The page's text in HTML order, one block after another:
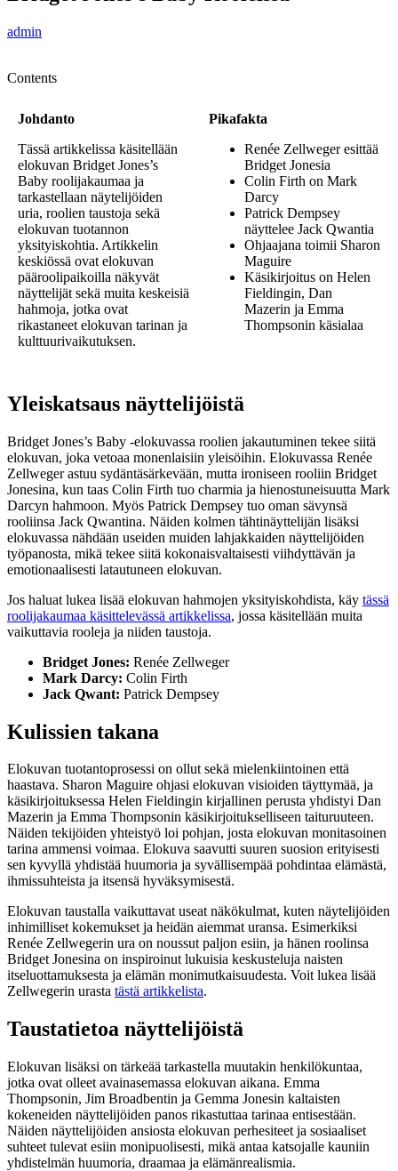
admin
Contents
Johdanto
Tässä artikkelissa käsitellään
elokuvan Bridget Jones’s
Baby roolijakaumaa ja
tarkastellaan näytelijöiden
uria, roolien taustoja sekä
elokuvan tuotannon
yksityiskohtia. Artikkelin
keskiössä ovat elokuvan
pääroolipaikoilla näkyvät
näyttelijät sekä muita keskeisiä
hahmoja, jotka ovat
rikastaneet elokuvan tarinan ja
kulttuurivaikutuksen.
Pikafakta
Renée Zellweger esittää
Bridget Jonesia
Colin Firth on Mark
Darcy
Patrick Dempsey
näyttelee Jack Qwantia
Ohjaajana toimii Sharon
Maguire
Käsikirjoitus on Helen
Fieldingin, Dan
Mazerin ja Emma
Thompsonin käsialaa
Yleiskatsaus näyttelijöistä
Bridget Jones’s Baby -elokuvassa roolien jakautuminen tekee siitä
elokuvan, joka vetoaa monenlaisiin yleisöihin. Elokuvassa Renée
Zellweger astuu sydäntäsärkevään, mutta ironiseen rooliin Bridget
Jonesina, kun taas Colin Firth tuo charmia ja hienostuneisuutta Mark
Darcyn hahmoon. Myös Patrick Dempsey tuo oman sävynsä
rooliinsa Jack Qwantina. Näiden kolmen tähtinäyttelijän lisäksi
elokuvassa nähdään useiden muiden lahjakkaiden näyttelijöiden
työpanosta, mikä tekee siitä kokonaisvaltaisesti viihdyttävän ja
emotionaalisesti latautuneen elokuvan.
Jos haluat lukea lisää elokuvan hahmojen yksityiskohdista, käy tässä
roolijakaumaa käsittelevässä artikkelissa, jossa käsitellään muita
vaikuttavia rooleja ja niiden taustoja.
Bridget Jones: Renée Zellweger
Mark Darcy: Colin Firth
Jack Qwant: Patrick Dempsey
Kulissien takana
Elokuvan tuotantoprosessi on ollut sekä mielenkiintoinen että
haastava. Sharon Maguire ohjasi elokuvan visioiden täyttymää, ja
käsikirjoituksessa Helen Fieldingin kirjallinen perusta yhdistyi Dan
Mazerin ja Emma Thompsonin käsikirjoitukselliseen taituruuteen.
Näiden tekijöiden yhteistyö loi pohjan, josta elokuvan monitasoinen
tarina ammensi voimaa. Elokuva saavutti suuren suosion erityisesti
sen kyvyllä yhdistää huumoria ja syvällisempää pohdintaa elämästä,
ihmissuhteista ja itsensä hyväksymisestä.
Elokuvan taustalla vaikuttavat useat näkökulmat, kuten näytelijöiden
inhimilliset kokemukset ja heidän aiemmat uransa. Esimerkiksi
Renée Zellwegerin ura on noussut paljon esiin, ja hänen roolinsa
Bridget Jonesina on inspiroinut lukuisia keskusteluja naisten
itseluottamuksesta ja elämän monimutkaisuudesta. Voit lukea lisää
Zellwegerin urasta tästä artikkelista.
Taustatietoa näyttelijöistä
Elokuvan lisäksi on tärkeää tarkastella muutakin henkilökuntaa,
jotka ovat olleet avainasemassa elokuvan aikana. Emma
Thompsonin, Jim Broadbentin ja Gemma Jonesin kaltaisten
kokeneiden näyttelijöiden panos rikastuttaa tarinaa entisestään.
Näiden näyttelijöiden ansiosta elokuvan perhesiteet ja sosiaaliset
suhteet tulevat esiin monipuolisesti, mikä antaa katsojalle kauniin
yhdistelmän huumoria, draamaa ja elämänrealismia.